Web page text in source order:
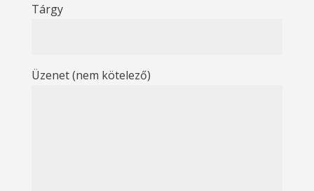
Tárgy
Üzenet (nem kötelező)